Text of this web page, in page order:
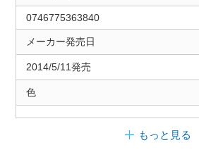
0746775363840
メーカー発売日
2014/5/11発売
色
もっと見る